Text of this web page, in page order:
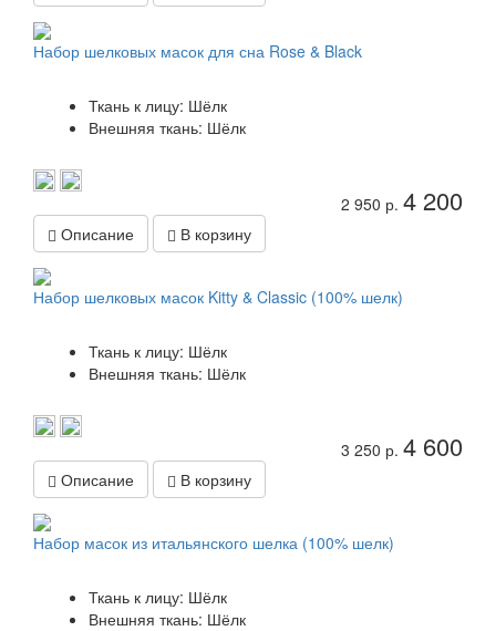
Набор шелковых масок для сна Rose & Black
Ткань к лицу: Шёлк
Внешняя ткань: Шёлк
2 950 р. 4 200
Описание В корзину
Набор шелковых масок Kitty & Classic (100% шелк)
Ткань к лицу: Шёлк
Внешняя ткань: Шёлк
3 250 р. 4 600
Описание В корзину
Набор масок из итальянского шелка (100% шелк)
Ткань к лицу: Шёлк
Внешняя ткань: Шёлк